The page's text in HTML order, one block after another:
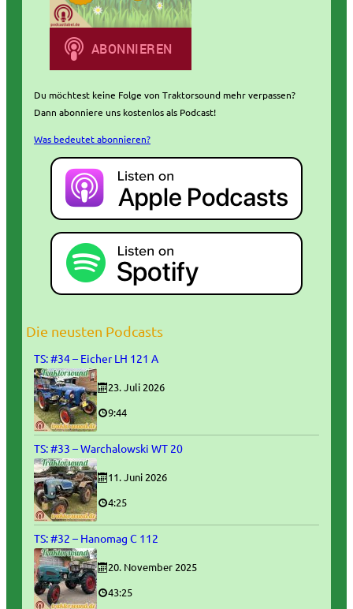
Du möchtest keine Folge von Traktorsound mehr verpassen?
Dann abonniere uns kostenlos als Podcast!
Was bedeutet abonnieren?
Die neusten Podcasts
TS: #34 – Eicher LH 121 A
23. Juli 2026
9:44
TS: #33 – Warchalowski WT 20
11. Juni 2026
4:25
TS: #32 – Hanomag C 112
20. November 2025
43:25